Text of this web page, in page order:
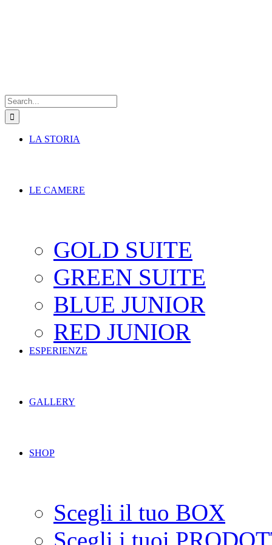
for:
LA STORIA
LE CAMERE
GOLD SUITE
GREEN SUITE
BLUE JUNIOR
RED JUNIOR
ESPERIENZE
GALLERY
SHOP
Scegli il tuo BOX